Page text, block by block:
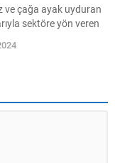
ve çağa ayak uyduran
sektöre yön veren
yeni nesil